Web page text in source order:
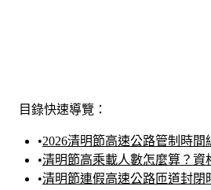
•清明節高乘載人數怎麼算？資
•清明節連假高速公路匝道封閉
•清明節高速公路收費措施怎麼